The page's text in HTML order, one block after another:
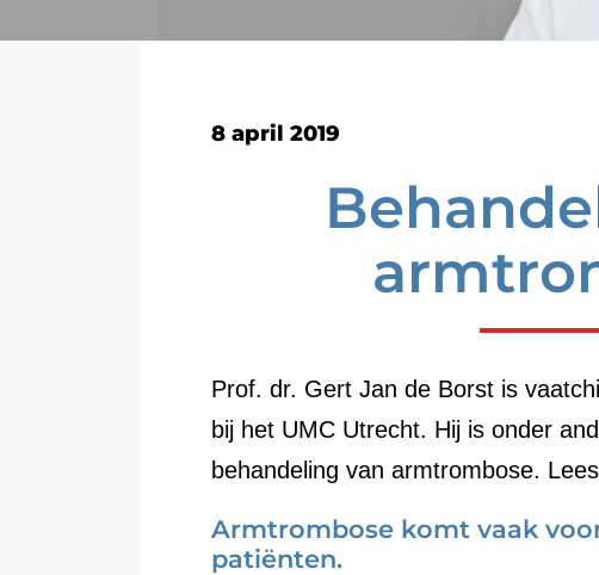
8 april 2019
Prof. dr. Gert Jan de Borst is
bij het UMC Utrecht. Hij is onder
behandeling van armtrombose.
Armtrombose komt vaak
patiënten.